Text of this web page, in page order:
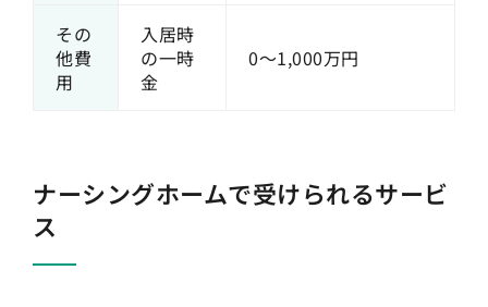
その
他費
用
入居時
の一時
金
0〜1,000万円
ナーシングホームで受けられるサービ
ス